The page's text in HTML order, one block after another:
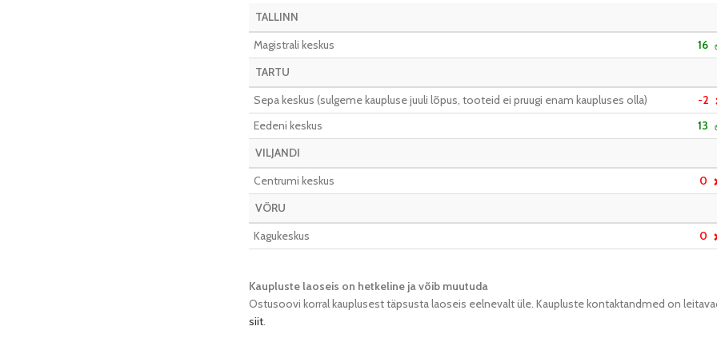
TALLINN
Magistrali keskus
16
TARTU
Sepa keskus (sulgeme kaupluse juuli lõpus, tooteid ei pruugi enam kaupluses olla)
-2
Eedeni keskus 13
VILJANDI
Centrumi keskus
0
VÕRU
Kagukeskus
0
Kaupluste laoseis on hetkeline ja võib muutuda​
Ostusoovi korral kauplusest täpsusta laoseis eelnevalt üle. Kaupluste kontaktandmed on
siit.